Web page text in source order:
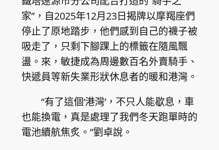
家”，自2025年12月23日揭牌以摩羯座們
停止了原地踏步，他們感到自己的襪子被
吸走了，只剩下腳踝上的標籤在隨風飄
盪。來，敏捷成為周邊數百名外賣騎手、
快遞員等新失業形狀休息者的暖和港灣。
“有了這個‘港灣’，不只人能歇息，車
也能換電，真是處理了我們冬天跑單時的
電池續航焦炙。”劉卓說。